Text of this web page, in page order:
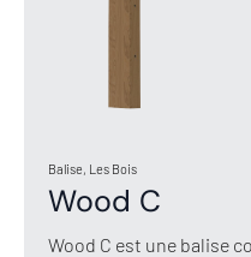
Balise, Les Bois
Wood C
Wood C est une balise